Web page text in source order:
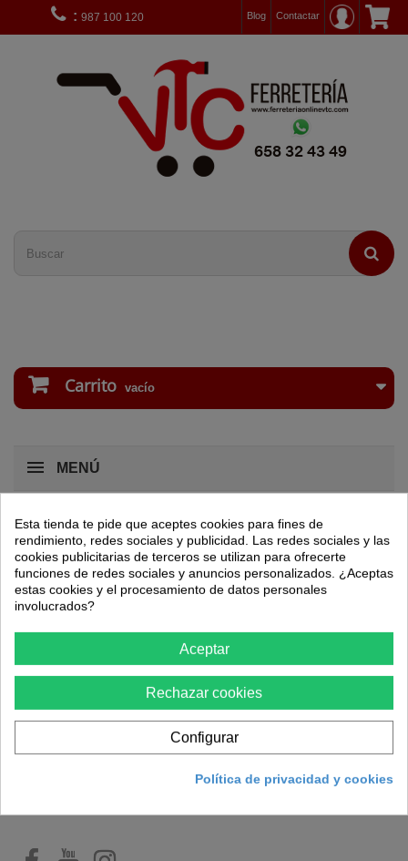
Contactar
: 987 100 120 Blog
Carrito vacío
MENÚ
Ropa laboral Pantalones de trabajo
PANTALONES DE TRABAJO
No hay productos en esta categoría.
Boletín
Esta tienda te pide que aceptes cookies para fines de
rendimiento, redes sociales y publicidad. Las redes sociales y las
cookies publicitarias de terceros se utilizan para ofrecerte
funciones de redes sociales y anuncios personalizados. ¿Aceptas
estas cookies y el procesamiento de datos personales
involucrados?
Aceptar
Rechazar cookies
Configurar
Política de privacidad y cookies